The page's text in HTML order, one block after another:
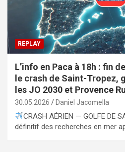
REPLAY
L’info en Paca à 18h : fin
le crash de Saint-Tropez,
les JO 2030 et Provence
30.05.2026 Daniel Jacomella
CRASH AÉRIEN — GOLFE DE
définitif des recherches en mer